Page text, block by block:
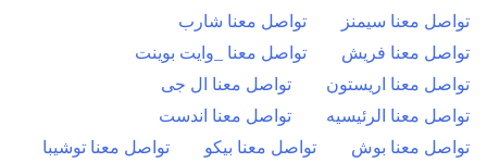
تواصل معنا سيمنز
تواصل معنا شارب
تواصل معنا فريش
تواصل معنا _وايت بوينت
تواصل معنا اريستون
تواصل معنا ال جى
تواصل معنا الرئيسيه
تواصل معنا اندست
تواصل معنا بوش
تواصل معنا بيكو
تواصل معنا توشيبا